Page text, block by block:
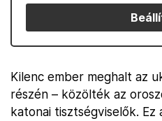
Kilenc ember meghalt az
részén – közölték az
katonai tisztségviselők.